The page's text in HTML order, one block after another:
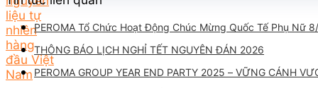
PEROMA Tổ Chức Hoạt Động Chúc Mừng Quốc Tế Phụ Nữ
THÔNG BÁO LỊCH NGHỈ TẾT NGUYÊN ĐÁN 2026
PEROMA GROUP YEAR END PARTY 2025 – VỮNG CÁNH